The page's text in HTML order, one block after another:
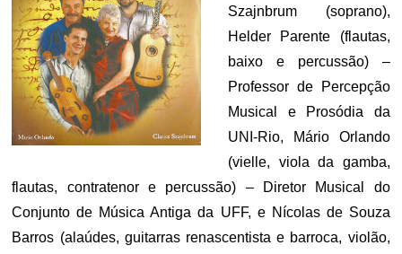
Szajnbrum (soprano),
Helder Parente (flautas,
baixo e percussão) –
Professor de Percepção
Musical e Prosódia da
UNI-Rio, Mário Orlando
(vielle, viola da gamba,
flautas, contratenor e percussão) – Diretor Musical do
Conjunto de Música Antiga da UFF, e Nícolas de Souza
Barros (alaúdes, guitarras renascentista e barroca, violão,